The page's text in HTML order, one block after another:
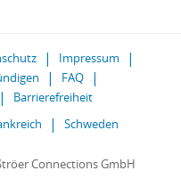
Impressum
FAQ
Barrierefreiheit
Schweden
Connections GmbH